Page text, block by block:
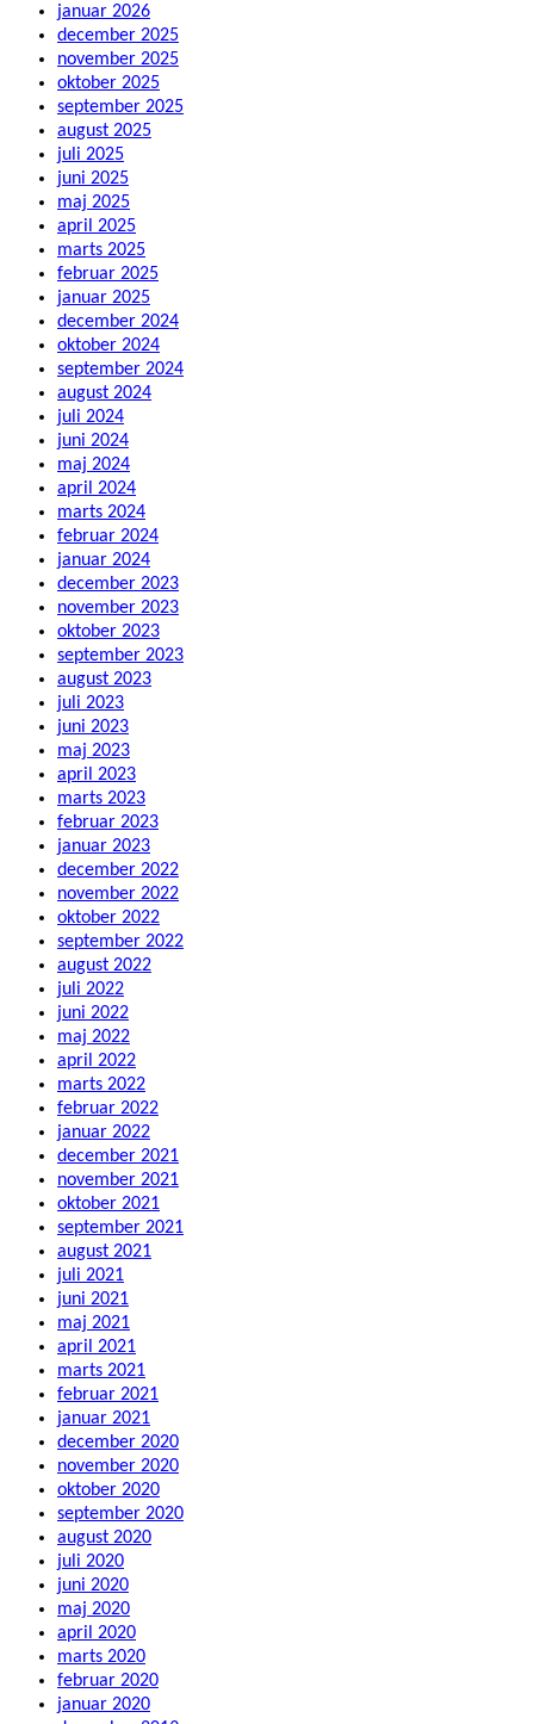
januar 2026
december 2025
november 2025
oktober 2025
september 2025
august 2025
juli 2025
juni 2025
maj 2025
april 2025
marts 2025
februar 2025
januar 2025
december 2024
oktober 2024
september 2024
august 2024
juli 2024
juni 2024
maj 2024
april 2024
marts 2024
februar 2024
januar 2024
december 2023
november 2023
oktober 2023
september 2023
august 2023
juli 2023
juni 2023
maj 2023
april 2023
marts 2023
februar 2023
januar 2023
december 2022
november 2022
oktober 2022
september 2022
august 2022
juli 2022
juni 2022
maj 2022
april 2022
marts 2022
februar 2022
januar 2022
december 2021
november 2021
oktober 2021
september 2021
august 2021
juli 2021
juni 2021
maj 2021
april 2021
marts 2021
februar 2021
januar 2021
december 2020
november 2020
oktober 2020
september 2020
august 2020
juli 2020
juni 2020
maj 2020
april 2020
marts 2020
februar 2020
januar 2020